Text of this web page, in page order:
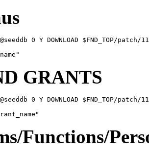
0 Y DOWNLOAD $FND_TOP/
GRANTS
0 Y DOWNLOAD $FND_TOP/
Functions/